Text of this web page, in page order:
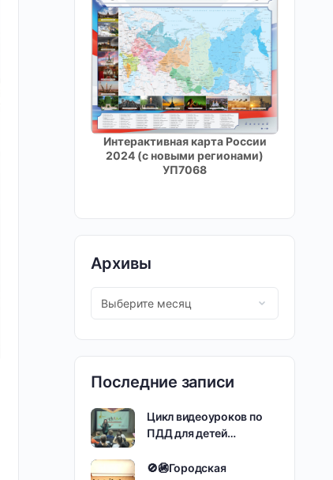
Интерактивная карта России
2024 (с новыми регионами)
УП7068
Архивы
Последние записи
Цикл видеоуроков по
ПДД для детей…
🚫🚳Городская